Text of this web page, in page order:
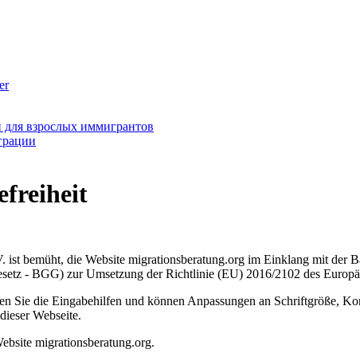
взрослых иммигрантов
bemüht, die Website migrationsberatung.org im Einklang mit
- BGG) zur Umsetzung der Richtlinie (EU) 2016/2102 des
Sie die Eingabehilfen und können Anpassungen an Schriftgröße,
Webseite.
migrationsberatung.org.